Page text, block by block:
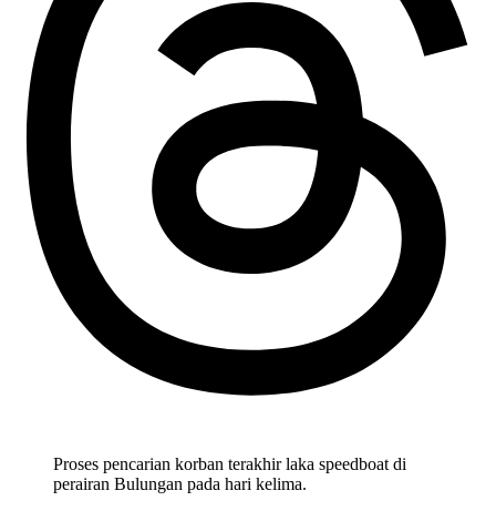
Proses pencarian korban terakhir laka speedboat di
perairan Bulungan pada hari kelima.